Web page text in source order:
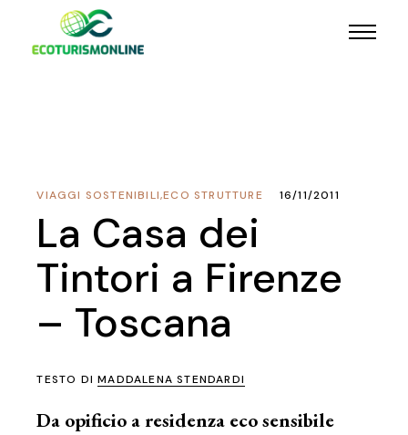
ECO STRUTTURE
,
VIAGGI SOSTENIBILI 16/11/2011
La Casa dei
Tintori a Firenze
– Toscana
TESTO DIMADDALENA STENDARDI
Da opificio a residenza eco sensibile